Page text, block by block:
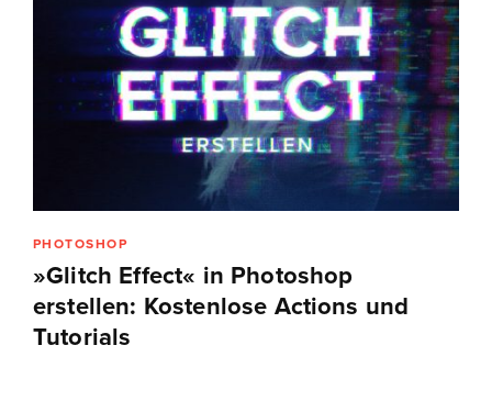
PHOTOSHOP
»Glitch Effect« in Photoshop
erstellen: Kostenlose Actions und
Tutorials